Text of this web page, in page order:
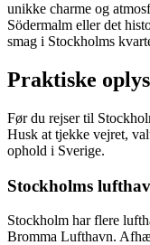
unikke charme og
Södermalm eller det
smag i Stockholms
Praktiske
Før du rejser til
Husk at tjekke vejret,
ophold i Sverige.
Stockholms
Stockholm har flere
Bromma Lufthavn.